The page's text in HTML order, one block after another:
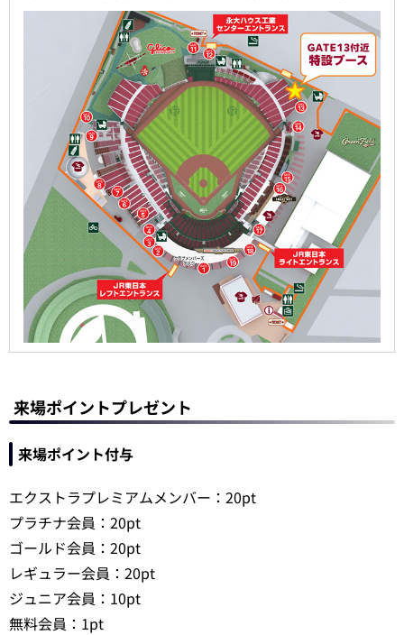
来場ポイントプレゼント
来場ポイント付与
エクストラプレミアムメンバー：20pt
プラチナ会員：20pt
ゴールド会員：20pt
レギュラー会員：20pt
ジュニア会員：10pt
無料会員：1pt